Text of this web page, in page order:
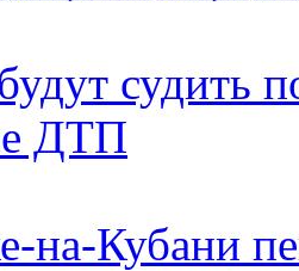
судить
ДТП
на-Кубани